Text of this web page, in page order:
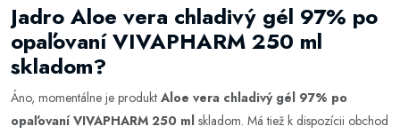
Jadro Aloe vera chladivý gél 97% po
opaľovaní VIVAPHARM 250 ml
skladom?
Áno, momentálne je produkt Aloe vera chladivý gél 97% po
opaľovaní VIVAPHARM 250 ml skladom. Má tiež k dispozícii obchod